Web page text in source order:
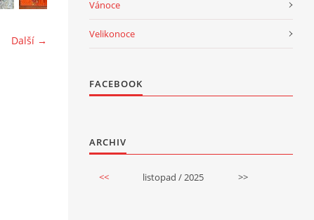
Další →
Vánoce
Velikonoce
FACEBOOK
ARCHIV
<< listopad / 2025 >>